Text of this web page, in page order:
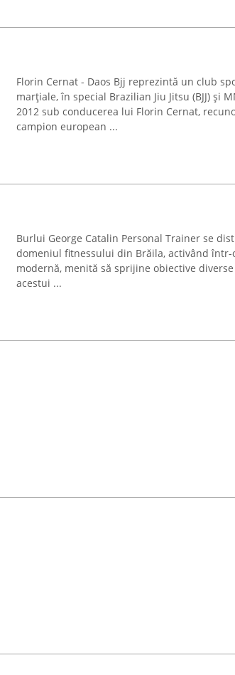
Florin Cernat - Daos Bjj reprezintă un club
marțiale, în special Brazilian Jiu Jitsu (BJJ) și
2012 sub conducerea lui Florin Cernat,
campion european ...
Burlui George Catalin Personal Trainer se
domeniul fitnessului din Brăila, activând
modernă, menită să sprijine obiective
acestui ...